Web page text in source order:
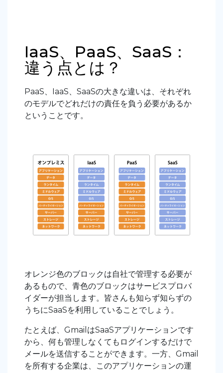
IaaS、PaaS、SaaS：
違う点とは？
PaaS、IaaS、SaaSの大きな違いは、それぞれ
のモデルでどれだけの責任を負う必要があるか
ということです。
オレンジ色のブロックは自社で管理する必要が
あるもので、青色のブロックはサービスプロバ
イダーが担当します。皆さんも知らず知らずの
うちにSaaSを利用していることでしょう。
たとえば、GmailはSaaSアプリケーションです
から、何も管理しなくてもログインするだけで
メールを送信することができます。一方、Gmail
を所有する企業は、このアプリケーションの運